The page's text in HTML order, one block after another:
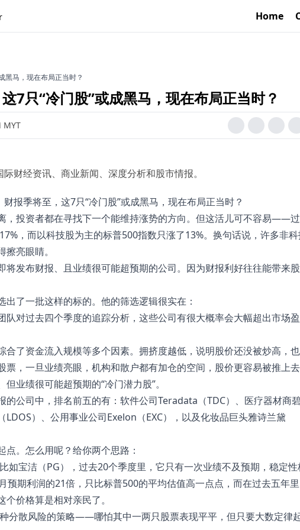
Home
黑马，现在布局正当时？
7只“冷门股”或成黑马，现在布局正当时？
MYT
财经资讯、商业新闻、深度分析和股市情报。
，投资者都在寻找下一个能维持涨势的方向。但这活儿可不容易——
，而以科技股为主的标普500指数只涨了13%。换句话说，许多非
亮眼睛。
将发布财报、且业绩很可能超预期的公司。因为财报利好往往能带来
了一批这样的标的。他的筛选逻辑很实在：
队对过去四个季度的追踪分析，这些公司有很大概率会大幅超出市场
合了资金流入规模等多个因素。拥挤度越低，说明股价还没被炒高，
，一旦业绩亮眼，机构和散户都有加仓的空间，股价更容易被推上去
业绩很可能超预期的“冷门潜力股”。
的公司中，排名前五的有：软件公司Teradata（TDC）、医疗器材商
LDOS）、公用事业公司Exelon（EXC），以及化妆品巨头雅诗兰黛
。怎么用呢？给你两个思路：
如宝洁（PG），过去20个季度里，它只有一次业绩不及预期，稳定性
预期利润的21倍，只比标普500的平均估值高一点点，而在过去五年里
价格算是相对亲民了。
分散风险的策略——哪怕其中一两只股票表现平平，但只要大数定律